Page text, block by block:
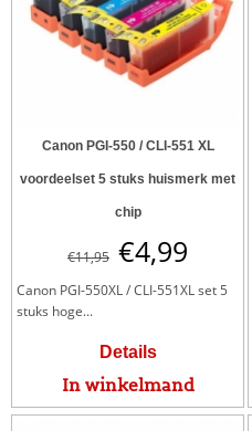
Canon PGI-550 / CLI-551 XL
voordeelset 5 stuks huismerk met
chip
€11,95 €4,99
Canon PGI-550XL / CLI-551XL set 5
stuks hoge...
Details
In winkelmand